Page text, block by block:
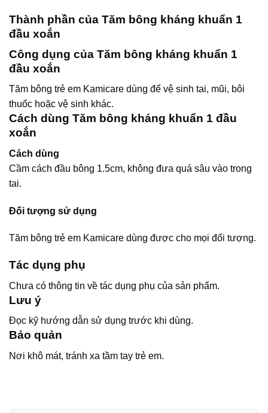
Thành phần của Tăm bông kháng khuẩn 1
đầu xoắn
Công dụng của Tăm bông kháng khuẩn 1
đầu xoắn
Tăm bông trẻ em Kamicare dùng để vệ sinh tai, mũi, bôi
thuốc hoặc vệ sinh khác.
Cách dùng Tăm bông kháng khuẩn 1 đầu
xoắn
Cách dùng
Cầm cách đầu bông 1.5cm, không đưa quá sâu vào trong
tai.
Đối tượng sử dụng
Tăm bông trẻ em Kamicare dùng được cho mọi đối tượng.
Tác dụng phụ
Chưa có thông tin về tác dụng phụ của sản phẩm.
Lưu ý
Đọc kỹ hướng dẫn sử dụng trước khi dùng.
Bảo quản
Nơi khô mát, tránh xa tầm tay trẻ em.